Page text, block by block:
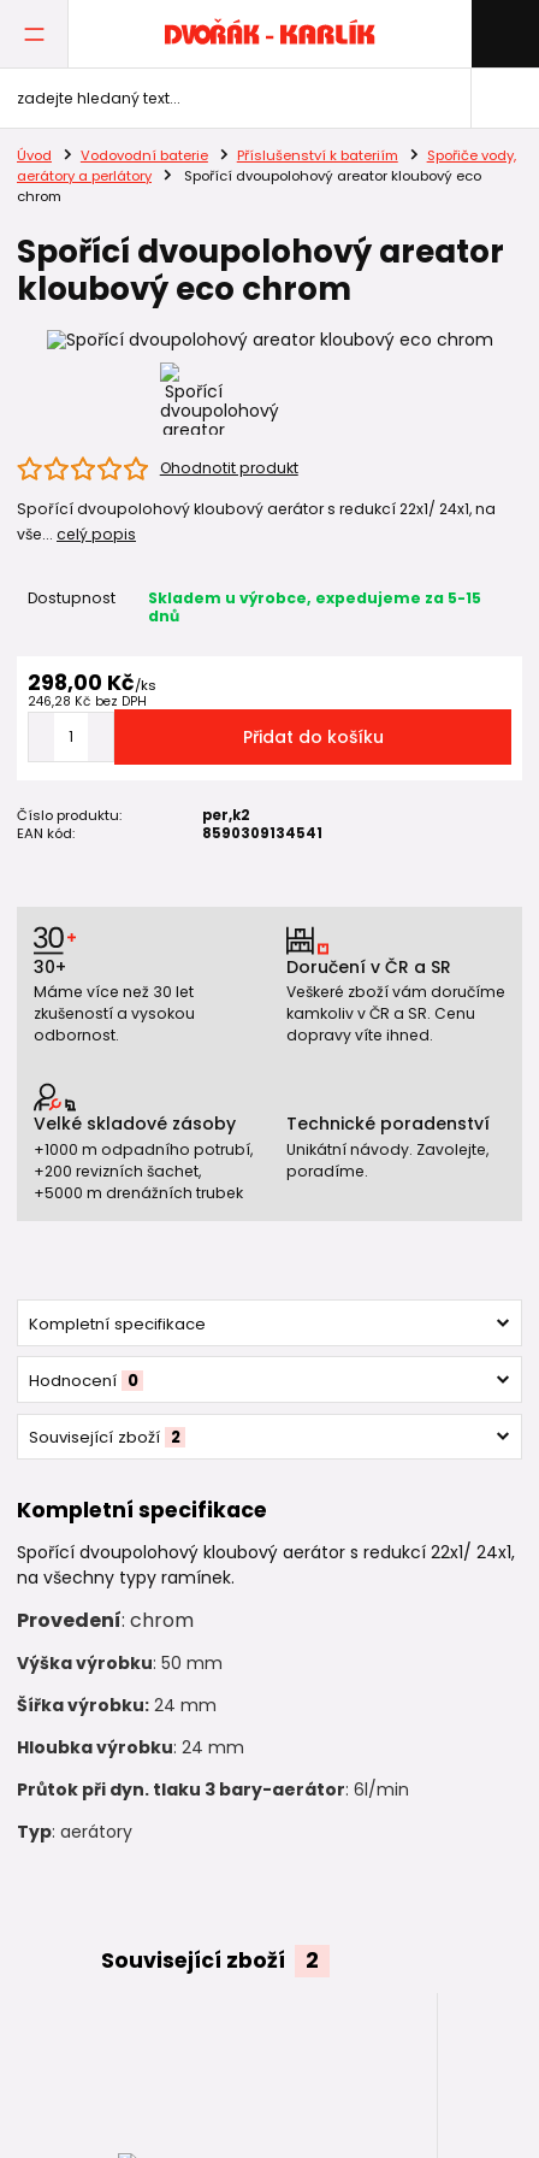
Úvod Vodovodní baterie Příslušenství k bateriím
Spořiče vody,
aerátory a perlátory
Spořící dvoupolohový areator kloubový eco
chrom
Spořící dvoupolohový areator
kloubový eco chrom
Ohodnotit produkt
Spořící dvoupolohový kloubový aerátor s redukcí 22x1/ 24x1, na
vše... celý popis
Dostupnost
Skladem u výrobce, expedujeme za 5-15
dnů
298,00 Kč/ks
246,28 Kč bez DPH
Přidat do košíku
Číslo produktu:
per,k2
EAN kód:
8590309134541
30+
Máme více než 30 let
zkušeností a vysokou
odbornost.
Doručení v ČR a SR
Veškeré zboží vám doručíme
kamkoliv v ČR a SR. Cenu
dopravy víte ihned.
Velké skladové zásoby
+1000 m odpadního potrubí,
+200 revizních šachet,
+5000 m drenážních trubek
Technické poradenství
Unikátní návody. Zavolejte,
poradíme.
Kompletní specifikace
Hodnocení 0
Související zboží 2
Kompletní specifikace
Spořící dvoupolohový kloubový aerátor s redukcí 22x1/ 24x1,
na všechny typy ramínek.
Provedení: chrom
Výška výrobku: 50 mm
Šířka výrobku: 24 mm
Hloubka výrobku: 24 mm
Průtok při dyn. tlaku 3 bary-aerátor: 6l/min
Typ: aerátory
Související zboží 2